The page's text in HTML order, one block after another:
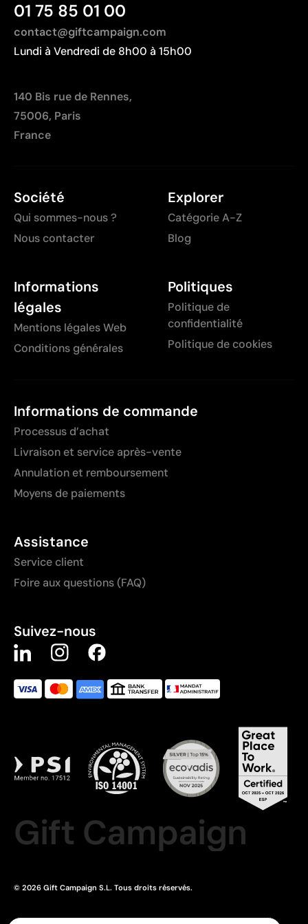
01 75 85 01 00
contact@giftcampaign.com
Lundi à Vendredi de 8h00 à 15h00
140 Bis rue de Rennes,
75006, Paris
France
Société
Qui sommes-nous ?
Nous contacter
Explorer
Catégorie A-Z
Blog
Informations
légales
Mentions légales Web
Conditions générales
Politiques
Politique de
confidentialité
Politique de cookies
Informations de commande
Processus d’achat
Livraison et service après-vente
Annulation et remboursement
Moyens de paiements
Assistance
Service client
Foire aux questions (FAQ)
Suivez-nous
Gift Campaign
© 2026 Gift Campaign S.L. Tous droits réservés.